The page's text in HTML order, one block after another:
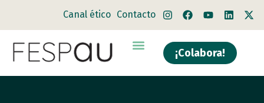
Canal ético Contacto
¡Colabora!